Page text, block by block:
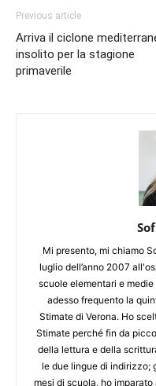
Previous article
Arriva il ciclone
insolito per la stagione
primaverile
Mi presento, mi chiamo
luglio dell’anno 2007
scuole elementari e
adesso frequento la
Stimate di Verona. Ho
Stimate perché fin da
della lettura e della
le due lingue di indirizzo;
mesi di scuola, ho